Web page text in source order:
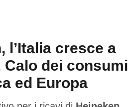
l’Italia cresce a
Calo dei consumi
ed Europa